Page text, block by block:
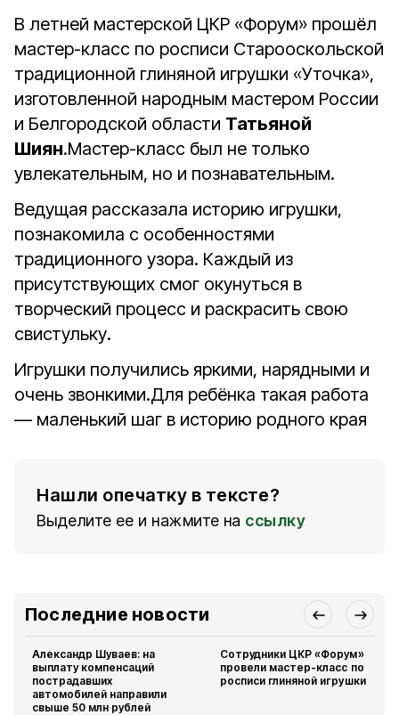
В летней мастерской ЦКР «Форум» прошёл
мастер-класс по росписи Старооскольской
традиционной глиняной игрушки «Уточка»,
изготовленной народным мастером России
и Белгородской области Татьяной
Шиян.Мастер-класс был не только
увлекательным, но и познавательным.
Ведущая рассказала историю игрушки,
познакомила с особенностями
традиционного узора. Каждый из
присутствующих смог окунуться в
творческий процесс и раскрасить свою
свистульку.
Игрушки получились яркими, нарядными и
очень звонкими.Для ребёнка такая работа
— маленький шаг в историю родного края
Нашли опечатку в тексте?
Выделите ее и нажмите на ссылку
Последние новости
Александр Шуваев: на
выплату компенсаций
пострадавших
автомобилей направили
свыше 50 млн рублей
Сотрудники ЦКР «Форум»
провели мастер-класс по
росписи глиняной игрушки